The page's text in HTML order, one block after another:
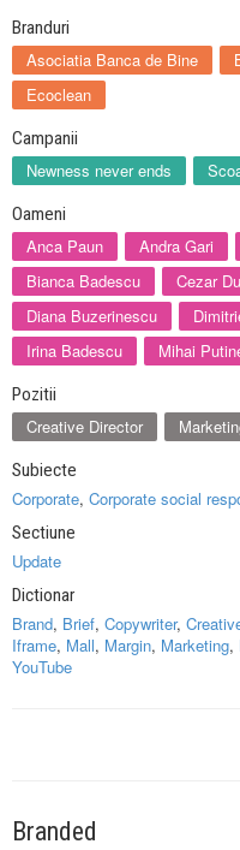
Branduri
Asociatia Banca de Bine
Ecoclean
Campanii
Newness never ends
Oameni
Anca Paun Andra Gari
Bianca Badescu
Cezar
Diana Buzerinescu
Irina Badescu
Mihai
Pozitii
Creative Director
Subiecte
Corporate, Corporate social
Sectiune
Update
Dictionar
Brand, Brief, Copywriter,
Iframe, Mall, Margin, Marketing,
YouTube
Branded